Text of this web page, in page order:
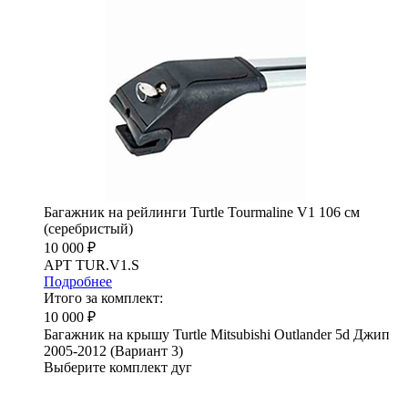
Багажник на рейлинги Turtle Tourmaline V1 106 см
(серебристый)
10 000 ₽
АРТ TUR.V1.S
Подробнее
Итого за комплект:
10 000 ₽
Багажник на крышу Turtle Mitsubishi Outlander 5d Джип
2005-2012 (Вариант 3)
Выберите комплект дуг